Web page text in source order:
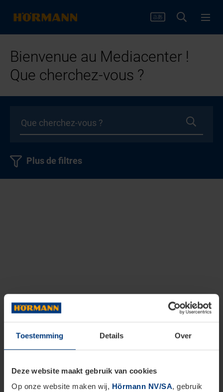
Toestemming Details Over
Deze website maakt gebruik van cookies
Op onze website maken wij, Hörmann NV/SA, gebruik
Bienvenue au Mediacenter !
Que cherchez-vous ?
Plus de filtres